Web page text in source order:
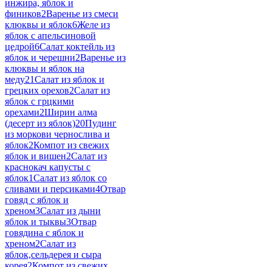
инжира, яблок и
фиников2Варенье из смеси
клюквы и яблок6Желе из
яблок с апельсиновой
цедрой6Салат коктейль из
яблок и черешни2Варенье из
клюквы и яблок на
меду21Салат из яблок и
грецких орехов2Салат из
яблок с грцкими
орехами2Ширин алма
(десерт из яблок)20Пудинг
из моркови чернослива и
яблок2Компот из свежих
яблок и вишен2Салат из
краснокач капусты с
яблок1Салат из яблок со
сливами и персиками4Отвар
говяд с яблок и
хреном3Салат из дыни
яблок и тыквы3Отвар
говядина с яблок и
хреном2Салат из
яблок,сельдерея и сыра